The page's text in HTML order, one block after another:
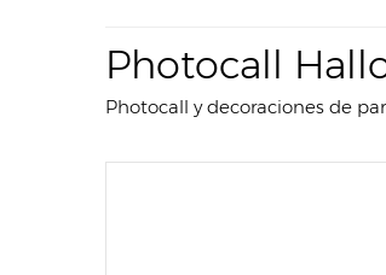
Photocall
Photocall y decoraciones de